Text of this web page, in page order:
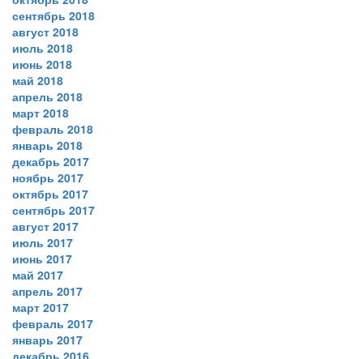
сентябрь 2018
август 2018
июль 2018
июнь 2018
май 2018
апрель 2018
март 2018
февраль 2018
январь 2018
декабрь 2017
ноябрь 2017
октябрь 2017
сентябрь 2017
август 2017
июль 2017
июнь 2017
май 2017
апрель 2017
март 2017
февраль 2017
январь 2017